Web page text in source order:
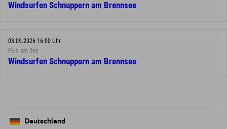
Windsurfen Schnuppern am Brennsee
03.09.2026 16:00 Uhr
Feld am See
Windsurfen Schnuppern am Brennsee
Deutschland